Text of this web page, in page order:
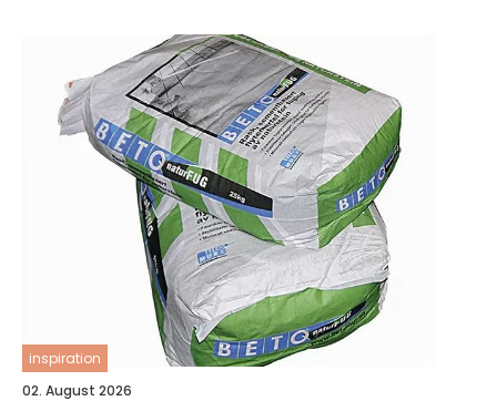
inspiration
02. August 2026